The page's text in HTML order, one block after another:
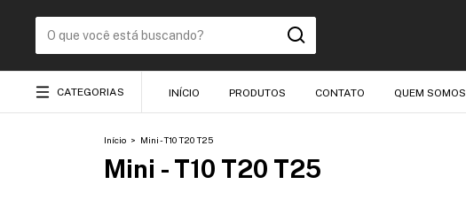
CATEGORIAS INÍCIO PRODUTOS CONTATO QUEM SOMOS
Início > Mini - T10 T20 T25
Mini - T10 T20 T25